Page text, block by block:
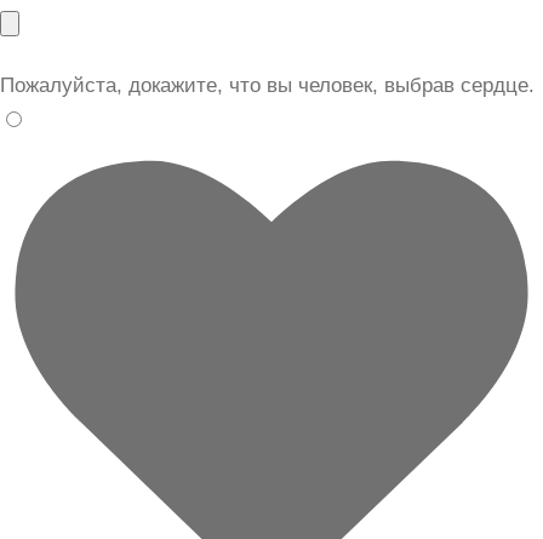
Пожалуйста, докажите, что вы человек, выбрав сердце.